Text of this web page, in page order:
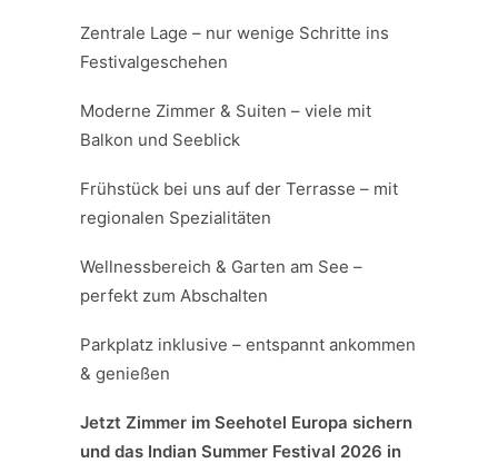
Zentrale Lage – nur wenige Schritte ins
Festivalgeschehen
Moderne Zimmer & Suiten – viele mit
Balkon und Seeblick
Frühstück bei uns auf der Terrasse – mit
regionalen Spezialitäten
Wellnessbereich & Garten am See –
perfekt zum Abschalten
Parkplatz inklusive – entspannt ankommen
& genießen
Jetzt Zimmer im Seehotel Europa sichern
und das Indian Summer Festival 2026 in